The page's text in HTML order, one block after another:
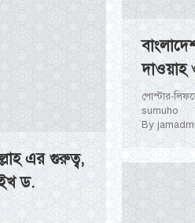
দাওয়াহ
পোস্টার-
sumuho
By
এর গুরুত্ব,
ড.